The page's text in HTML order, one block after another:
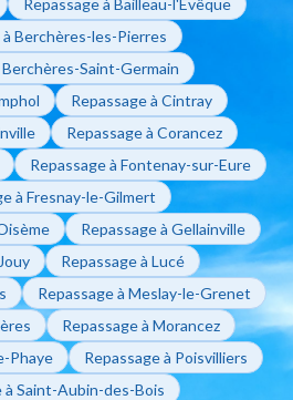
à Berchères-les-Pierres
Berchères-Saint-Germain
Repassage à Cintray
Repassage à Corancez
Repassage à Fontenay-sur-Eure
à Fresnay-le-Gilmert
Repassage à Gellainville
Repassage à Lucé
Repassage à Meslay-le-Grenet
Repassage à Morancez
Phaye
Repassage à Poisvilliers
à Saint-Aubin-des-Bois